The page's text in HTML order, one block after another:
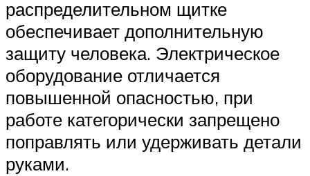
распределительном щитке
обеспечивает дополнительную
защиту человека. Электрическое
оборудование отличается
повышенной опасностью, при
работе категорически запрещено
поправлять или удерживать детали
руками.